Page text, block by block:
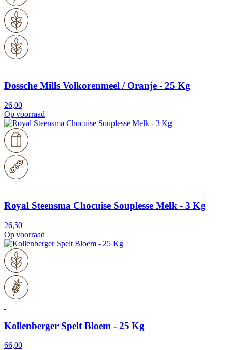
Dossche Mills Volkorenmeel / Oranje - 25 Kg
26,00
Op voorraad
Royal Steensma Chocuise Souplesse Melk - 3 Kg
26,50
Op voorraad
Kollenberger Spelt Bloem - 25 Kg
66,00